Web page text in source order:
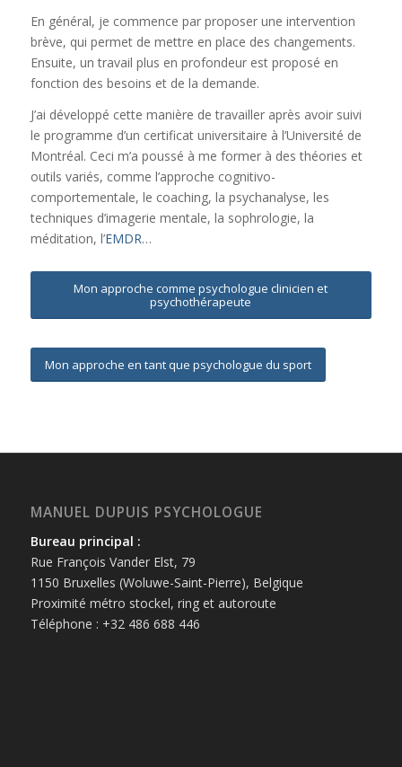
En général, je commence par proposer une intervention
brève, qui permet de mettre en place des changements.
Ensuite, un travail plus en profondeur est proposé en
fonction des besoins et de la demande.
J’ai développé cette manière de travailler après avoir suivi
le programme d’un certificat universitaire à l’Université de
Montréal. Ceci m’a poussé à me former à des théories et
outils variés, comme l’approche cognitivo-
comportementale, le coaching, la psychanalyse, les
techniques d’imagerie mentale, la sophrologie, la
méditation, l’EMDR…
Mon approche comme psychologue clinicien et
psychothérapeute
Mon approche en tant que psychologue du sport
MANUEL DUPUIS PSYCHOLOGUE
Bureau principal :
Rue François Vander Elst, 79
1150 Bruxelles (Woluwe-Saint-Pierre), Belgique
Proximité métro stockel, ring et autoroute
Téléphone : +32 486 688 446